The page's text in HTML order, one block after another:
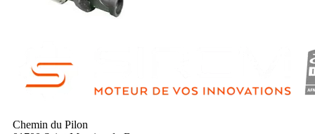
Chemin du Pilon